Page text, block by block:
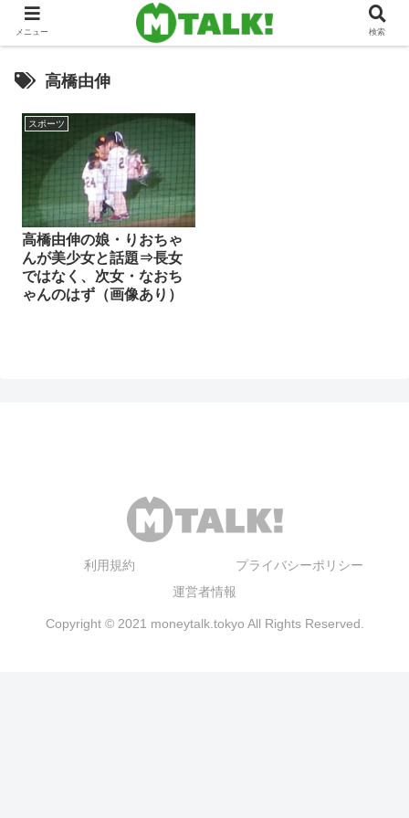
高橋由伸
スポーツ
高橋由伸の娘・りおちゃ
んが美少女と話題⇒長女
ではなく、次女・なおち
ゃんのはず（画像あり）
利用規約
プライバシーポリシー
運営者情報
Copyright © 2021 moneytalk.tokyo All Rights Reserved.
メニュー 検索